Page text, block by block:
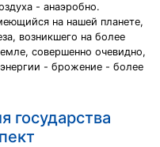
- анаэробно.
на нашей планете,
возникшего на более
совершенно очевидно,
- брожение - более
государства